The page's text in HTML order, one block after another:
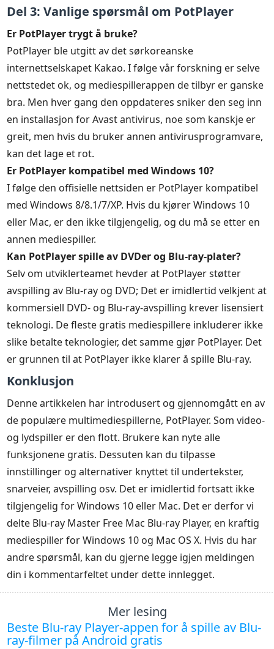
Del 3: Vanlige spørsmål om PotPlayer
Er PotPlayer trygt å bruke?
PotPlayer ble utgitt av det sørkoreanske
internettselskapet Kakao. I følge vår forskning er selve
nettstedet ok, og mediespillerappen de tilbyr er ganske
bra. Men hver gang den oppdateres sniker den seg inn
en installasjon for Avast antivirus, noe som kanskje er
greit, men hvis du bruker annen antivirusprogramvare,
kan det lage et rot.
Er PotPlayer kompatibel med Windows 10?
I følge den offisielle nettsiden er PotPlayer kompatibel
med Windows 8/8.1/7/XP. Hvis du kjører Windows 10
eller Mac, er den ikke tilgjengelig, og du må se etter en
annen mediespiller.
Kan PotPlayer spille av DVDer og Blu-ray-plater?
Selv om utviklerteamet hevder at PotPlayer støtter
avspilling av Blu-ray og DVD; Det er imidlertid velkjent at
kommersiell DVD- og Blu-ray-avspilling krever lisensiert
teknologi. De fleste gratis mediespillere inkluderer ikke
slike betalte teknologier, det samme gjør PotPlayer. Det
er grunnen til at PotPlayer ikke klarer å spille Blu-ray.
Konklusjon
Denne artikkelen har introdusert og gjennomgått en av
de populære multimediespillerne, PotPlayer. Som video-
og lydspiller er den flott. Brukere kan nyte alle
funksjonene gratis. Dessuten kan du tilpasse
innstillinger og alternativer knyttet til undertekster,
snarveier, avspilling osv. Det er imidlertid fortsatt ikke
tilgjengelig for Windows 10 eller Mac. Det er derfor vi
delte Blu-ray Master Free Mac Blu-ray Player, en kraftig
mediespiller for Windows 10 og Mac OS X. Hvis du har
andre spørsmål, kan du gjerne legge igjen meldingen
din i kommentarfeltet under dette innlegget.
Mer lesing
Beste Blu-ray Player-appen for å spille av Blu-
ray-filmer på Android gratis